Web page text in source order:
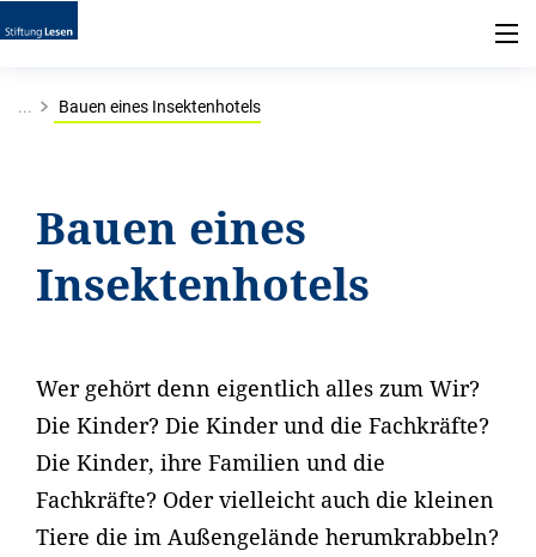
... Bauen eines Insektenhotels
Bauen eines
Insektenhotels
Wer gehört denn eigentlich alles zum Wir?
Die Kinder? Die Kinder und die Fachkräfte?
Die Kinder, ihre Familien und die
Fachkräfte? Oder vielleicht auch die kleinen
Tiere die im Außengelände herumkrabbeln?